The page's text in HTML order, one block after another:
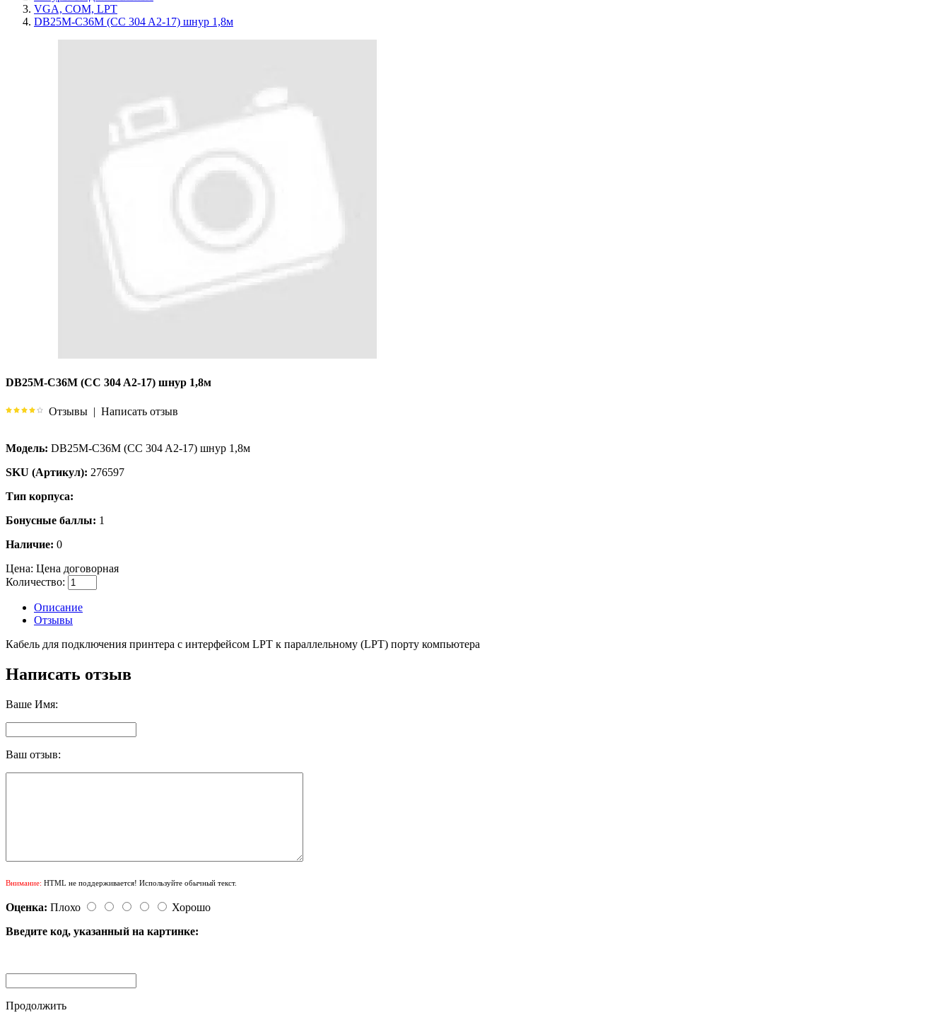
VGA, COM, LPT
DB25M-C36M (CC 304 A2-17) шнур 1,8м
DB25M-C36M (CC 304 A2-17) шнур 1,8м
Отзывы | Написать отзыв
Модель: DB25M-C36M (CC 304 A2-17) шнур 1,8м
SKU (Артикул): 276597
Тип корпуса:
Бонусные баллы: 1
Наличие: 0
Цена: Цена договорная
Количество:
Описание
Отзывы
Кабель для подключения принтера с интерфейсом LPT к параллельному (LPT) порту компьютера
Написать отзыв
Ваше Имя:
Ваш отзыв:
Внимание: HTML не поддерживается! Используйте обычный текст.
Оценка: Плохо
Хорошо
Введите код, указанный на картинке:
Продолжить